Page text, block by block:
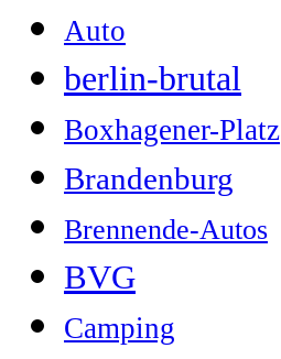
Auto
berlin-brutal
Boxhagener-Platz
Brandenburg
Brennende-Autos
BVG
Camping